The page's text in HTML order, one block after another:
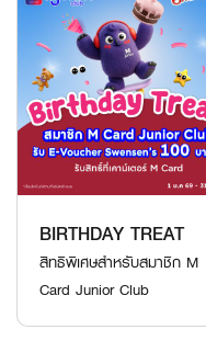
BIRTHDAY TREAT
สิทธิพิเศษสำหรับสมาชิก M
Card Junior Club